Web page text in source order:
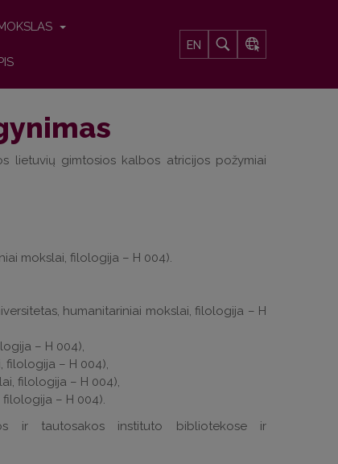
EN
lietuvių gimtosios kalbos atricijos požymiai
mokslai, filologija – H 004).
humanitariniai mokslai, filologija – H
– H 004),
filologija – H 004),
filologija – H 004),
– H 004).
ir tautosakos instituto bibliotekose ir